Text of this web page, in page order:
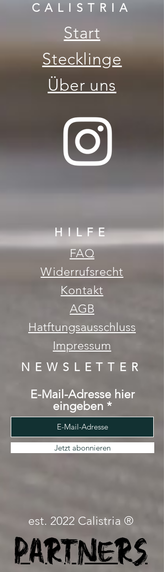
CALISTRIA
Start
Stecklinge
Über uns
HILFE
FAQ
Widerrufsrecht
Kontakt
AGB
Hatftungsausschluss
Impressum
NEWSLETTER
E-Mail-Adresse hier
eingeben
Jetzt abonnieren
est. 2022 Calistria ®
Partners